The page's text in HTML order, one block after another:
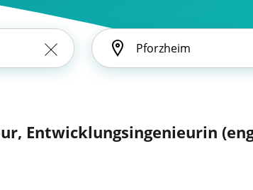
Entwicklungsingenieurin